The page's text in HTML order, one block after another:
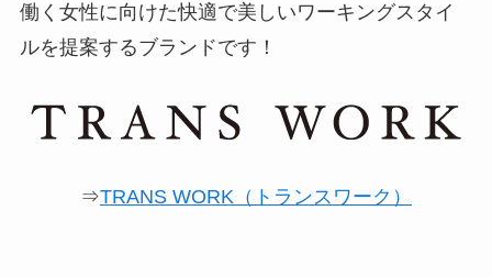
働く女性に向けた快適で美しいワーキングスタイ
ルを提案するブランドです！
⇒TRANS WORK（トランスワーク）